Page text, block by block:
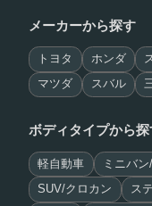
メーカーから探す
トヨタ ホンダ
マツダ スバル
ボディタイプから探
軽自動車 ミニバ
SUV/クロカン ス